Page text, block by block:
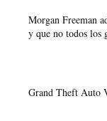
Morgan Freeman
y que no todos los
Grand Theft Auto